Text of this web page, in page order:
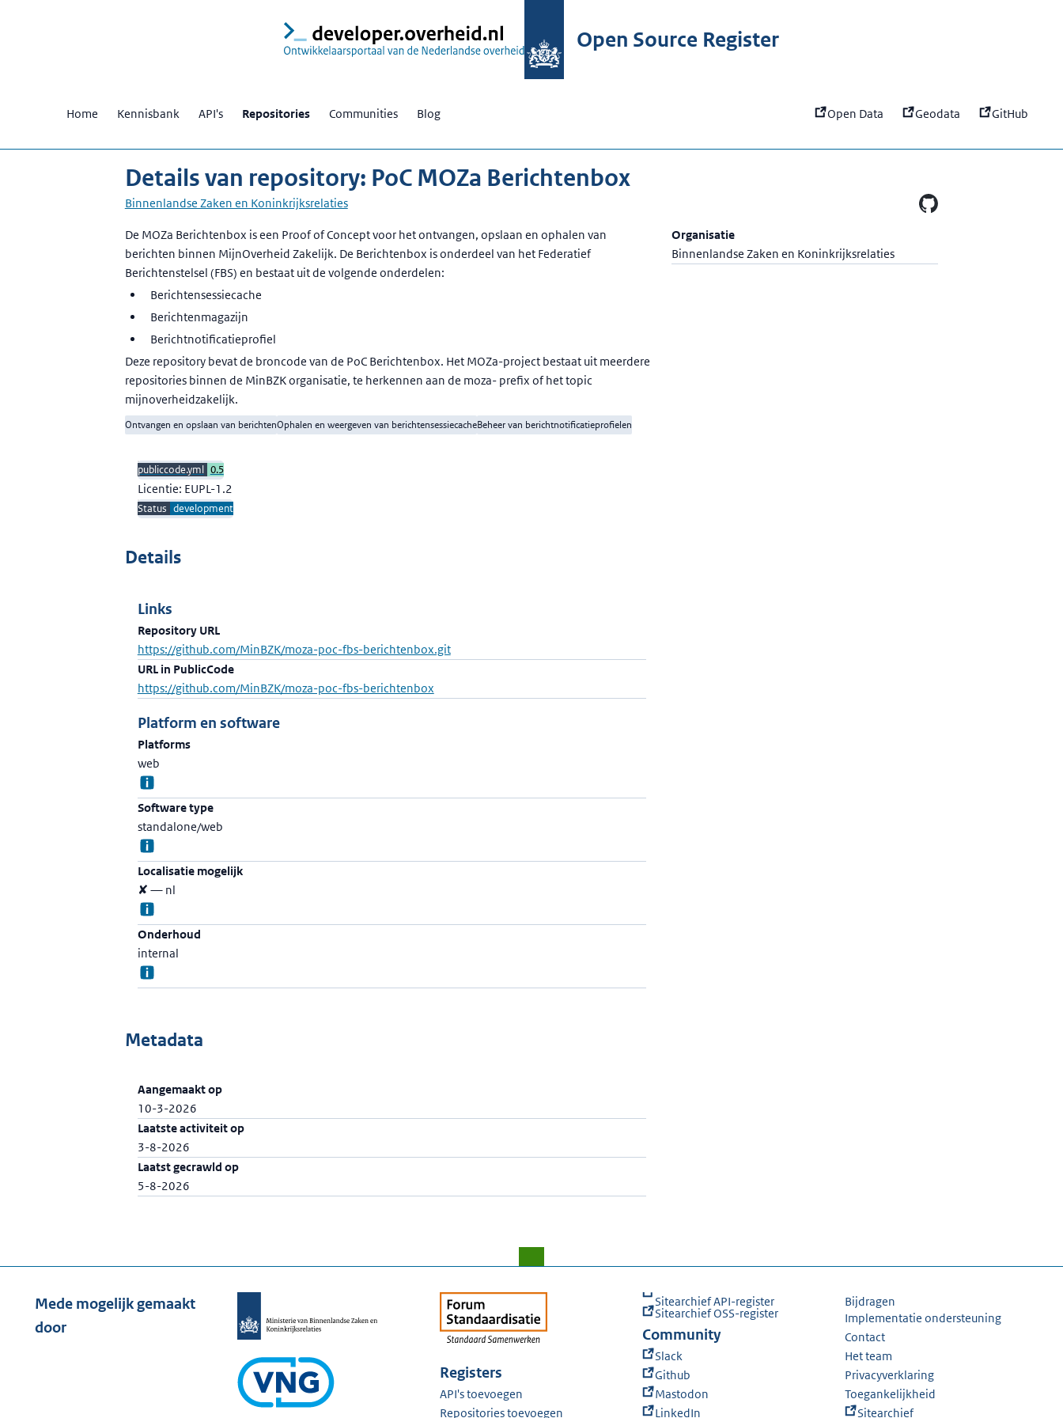
Open Source Register:
Home Kennisbank API's Repositories Communities Blog Open Data Geodata GitHub
Details van repository: PoC MOZa Berichtenbox
Binnenlandse Zaken en Koninkrijksrelaties
Beschrijving
De MOZa Berichtenbox is een Proof of Concept voor het ontvangen, opslaan en ophalen van
berichten binnen MijnOverheid Zakelijk. De Berichtenbox is onderdeel van het Federatief
Berichtenstelsel (FBS) en bestaat uit de volgende onderdelen:
Berichtensessiecache
Berichtenmagazijn
Berichtnotificatieprofiel
Deze repository bevat de broncode van de PoC Berichtenbox. Het MOZa-project bestaat uit meerdere
repositories binnen de MinBZK organisatie, te herkennen aan de moza- prefix of het topic
mijnoverheidzakelijk.
Ontvangen en opslaan van berichtenOphalen en weergeven van berichtensessiecacheBeheer van berichtnotificatieprofielen
Organisatie
Binnenlandse Zaken en Koninkrijksrelaties
publiccode.yml 0.5
Licentie: EUPL-1.2
Status development
Details
Links
Repository URL
https://github.com/MinBZK/moza-poc-fbs-berichtenbox.git
URL in PublicCode
https://github.com/MinBZK/moza-poc-fbs-berichtenbox
Platform en software
Platforms
web
Software type
standalone/web
Localisatie mogelijk
✘ — nl
Onderhoud
internal
Metadata
Aangemaakt op
10-3-2026
Laatste activiteit op
3-8-2026
Laatst gecrawld op
5-8-2026
Mede mogelijk gemaakt
door
Registers
API's toevoegen
Repositories toevoegen
Sitearchief API-register
Sitearchief OSS-register
Community
Slack
Github
Mastodon
LinkedIn
Bijdragen
Implementatie ondersteuning
Contact
Het team
Privacyverklaring
Toegankelijkheid
Sitearchief